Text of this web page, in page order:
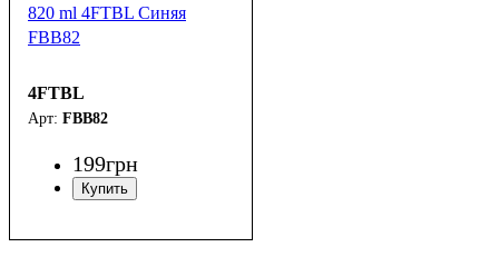
820 ml 4FTBL Синяя
FBB82
4FTBL
FBB82
199грн